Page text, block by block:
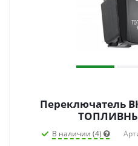
Переключатель
В наличии (4)